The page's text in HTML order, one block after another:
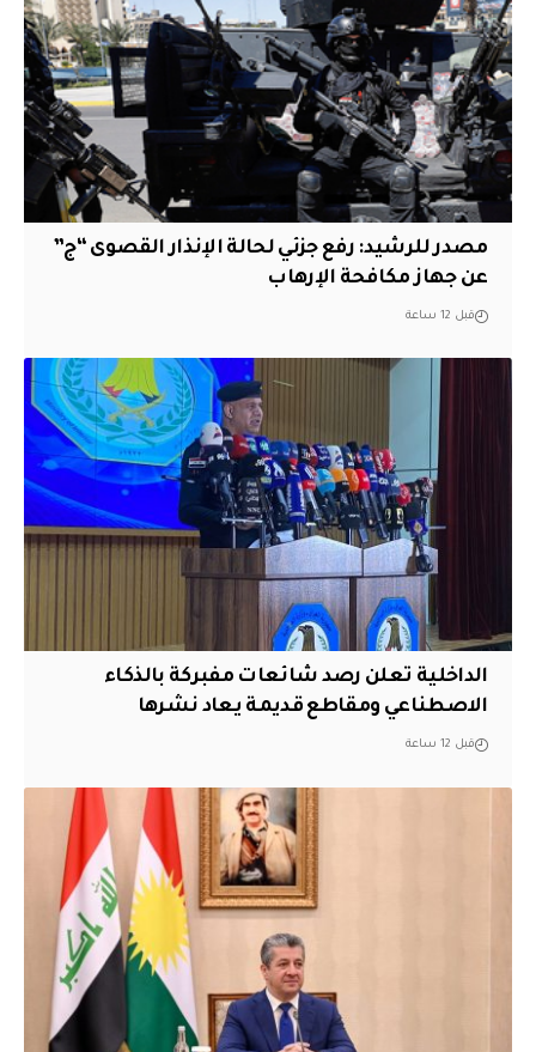
مصدر للرشيد: رفع جزئي لحالة الإنذار القصوى “ج”
عن جهاز مكافحة الإرهاب
قبل 12 ساعة
الداخلية تعلن رصد شائعات مفبركة بالذكاء
الاصطناعي ومقاطع قديمة يعاد نشرها
قبل 12 ساعة